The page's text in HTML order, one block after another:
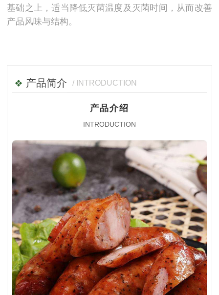
基础之上，适当降低灭菌温度及灭菌时间，从而改善
产品风味与结构。
产品简介 / INTRODUCTION
产品介绍
INTRODUCTION